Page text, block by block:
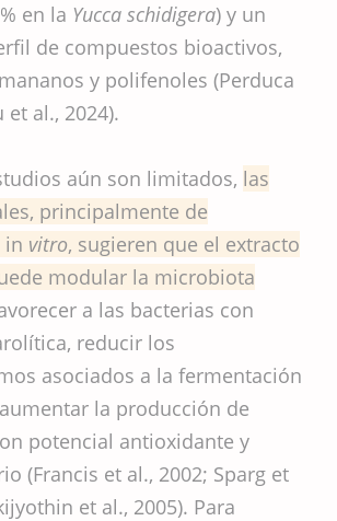
en la Yucca schidigera) y un
de compuestos bioactivos,
y polifenoles (Perduca
et al., 2024).
aún son limitados, las
principalmente de
in vitro, sugieren que el extracto
modular la microbiota
a las bacterias con
reducir los
asociados a la fermentación
la producción de
potencial antioxidante y
(Francis et al., 2002; Sparg et
et al., 2005). Para